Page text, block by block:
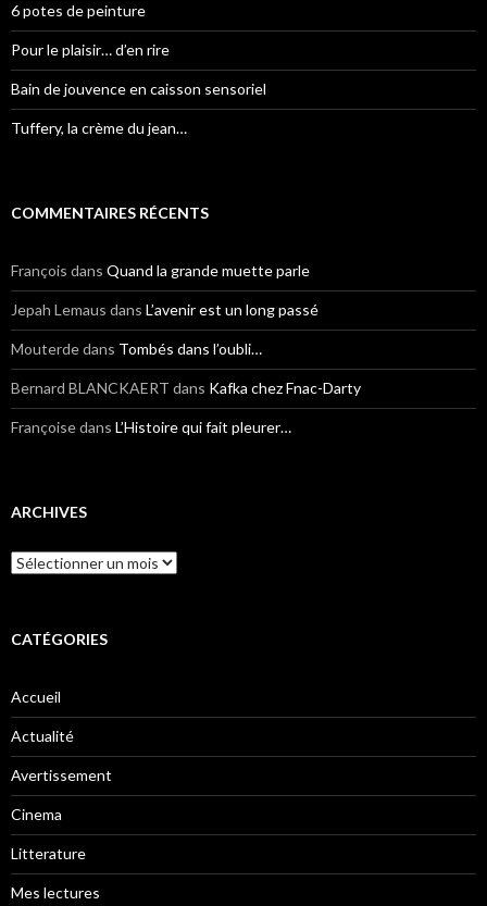
6 potes de peinture
Pour le plaisir… d’en rire
Bain de jouvence en caisson sensoriel
Tuffery, la crème du jean…
COMMENTAIRES RÉCENTS
François dans Quand la grande muette parle
Jepah Lemaus dans L’avenir est un long passé
Mouterdedans Tombés dans l’oubli…
Bernard BLANCKAERT dans Kafka chez Fnac-Darty
Françoisedans L’Histoire qui fait pleurer…
ARCHIVES
Archives
CATÉGORIES
Accueil
Actualité
Avertissement
Cinema
Litterature
Mes lectures